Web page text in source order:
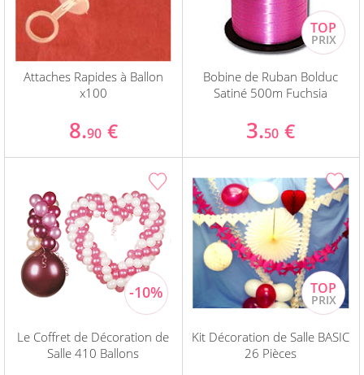
Attaches Rapides à Ballon
x100
8.90 €
Bobine de Ruban Bolduc
Satiné 500m Fuchsia
3.50 €
Le Coffret de Décoration de
Salle 410 Ballons
Kit Décoration de Salle BASIC
26 Pièces